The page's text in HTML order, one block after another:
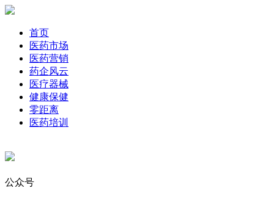
首页
医药市场
医药营销
药企风云
医疗器械
健康保健
零距离
医药培训
公众号